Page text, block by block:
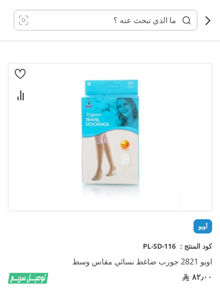
المحتوى
أوبو
كود المنتج : PL-SD-116
اوبو 2821 جورب ضاغط نسائي مقاس وسط
٨٢٫٠٠
انتقل
تخطي
إلى
بداية
معرض
الصور